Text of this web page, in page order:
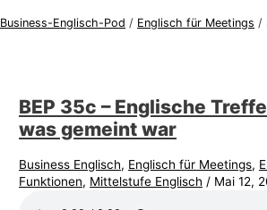
Business-Englisch-Pod / Englisch für Meetings /
BEP 35c – Englische
was gemeint war
Business Englisch, Englisch für Meetings,
Funktionen, Mittelstufe Englisch / Mai 12,
i
s
c